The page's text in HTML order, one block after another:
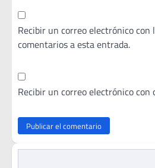
Recibir un correo electrónico con
comentarios a esta entrada.
Recibir un correo electrónico con